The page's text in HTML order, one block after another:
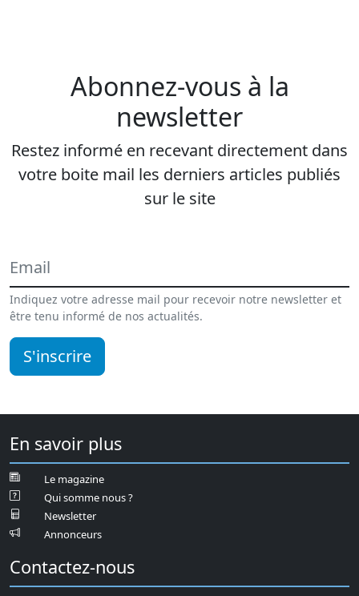
Abonnez-vous à la
newsletter
Restez informé en recevant directement dans
votre boite mail les derniers articles publiés
sur le site
Indiquez votre adresse mail pour recevoir notre newsletter et
être tenu informé de nos actualités.
S'inscrire
En savoir plus
Le magazine
Qui somme nous ?
Newsletter
Annonceurs
Contactez-nous